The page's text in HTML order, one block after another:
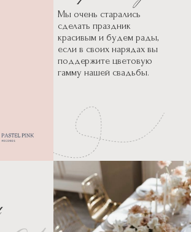
Мы очень старались
сделать праздник
красивым и будем рады,
если в своих нарядах вы
поддержите цветовую
гамму нашей свадьбы.